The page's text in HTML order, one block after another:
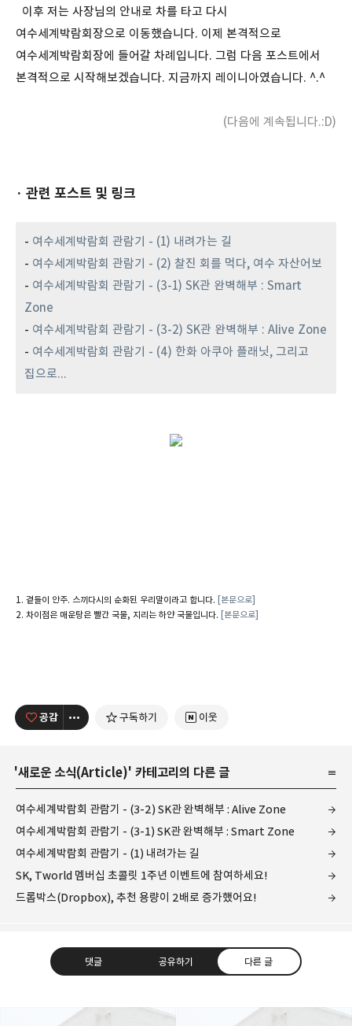
이후 저는 사장님의 안내로 차를 타고 다시
여수세계박람회장으로 이동했습니다. 이제 본격적으로
여수세계박람회장에 들어갈 차례입니다. 그럼 다음 포스트에서
본격적으로 시작해보겠습니다. 지금까지 레이니아였습니다. ^.^
(다음에 계속됩니다.:D)
· 관련 포스트 및 링크
- 여수세계박람회 관람기 - (1) 내려가는 길
- 여수세계박람회 관람기 - (2) 찰진 회를 먹다, 여수 자산어보
- 여수세계박람회 관람기 - (3-1) SK관 완벽해부 : Smart
Zone
- 여수세계박람회 관람기 - (3-2) SK관 완벽해부 : Alive Zone
- 여수세계박람회 관람기 - (4) 한화 아쿠아 플래닛, 그리고
집으로...
곁들이 안주. 스끼다시의 순화된 우리말이라고 합니다. [본문으로]
차이점은 매운탕은 빨간 국물, 지리는 하얀 국물입니다. [본문으로]
공감 구독하기 이웃
'새로운 소식(Article)' 카테고리의 다른 글
여수세계박람회 관람기 - (3-2) SK관 완벽해부 : Alive Zone
여수세계박람회 관람기 - (3-1) SK관 완벽해부 : Smart Zone
여수세계박람회 관람기 - (1) 내려가는 길
SK, Tworld 멤버십 초콜릿 1주년 이벤트에 참여하세요!
드롭박스(Dropbox), 추천 용량이 2배로 증가했어요!
댓글 공유하기 다른 글